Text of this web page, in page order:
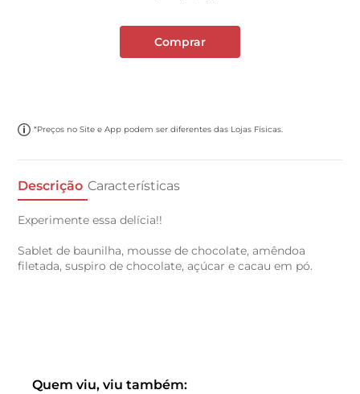
Comprar
*Preços no Site e App podem ser diferentes das Lojas Físicas.
Descrição Características
Experimente essa delícia!!
Sablet de baunilha, mousse de chocolate, amêndoa
filetada, suspiro de chocolate, açúcar e cacau em pó.
Quem viu, viu também: